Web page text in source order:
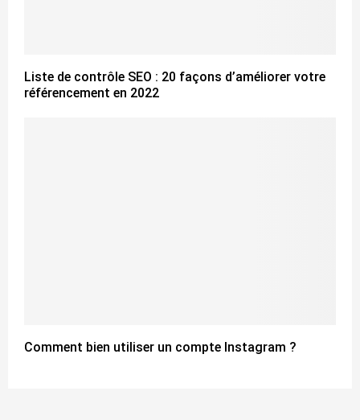
Liste de contrôle SEO : 20 façons d’améliorer votre
référencement en 2022
Comment bien utiliser un compte Instagram ?